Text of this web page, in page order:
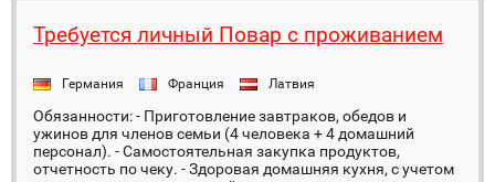
Требуется личный Повар с проживанием
Германия Франция Латвия
Обязанности: - Приготовление завтраков, обедов и
ужинов для членов семьи (4 человека + 4 домашний
персонал). - Самостоятельная закупка продуктов,
отчетность по чеку. - Здоровая домашняя кухня, с учетом